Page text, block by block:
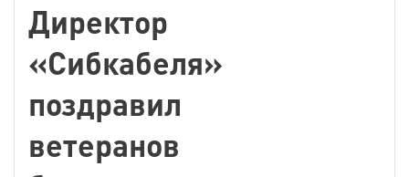
Директор
«Сибкабеля»
поздравил
ветеранов